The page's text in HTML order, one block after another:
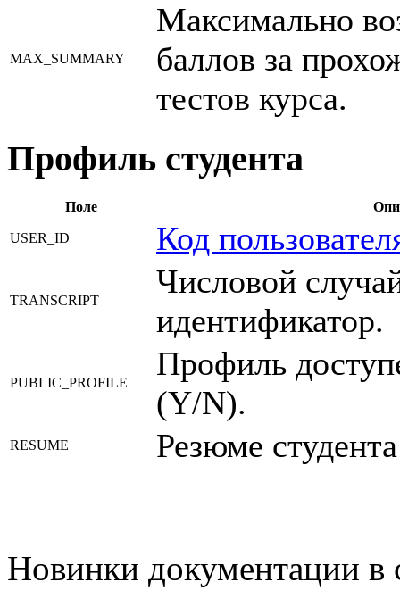
MAX_SUMMARY
Максимально
баллов за
тестов курса.
Профиль студента
Поле
USER_ID Код
TRANSCRIPT
Числовой
идентификатор.
PUBLIC_PROFILE
Профиль
(Y/N).
RESUME Резюме студента
Новинки документации в